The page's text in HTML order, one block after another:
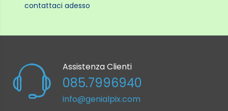
contattaci adesso
Assistenza Clienti
085.7996940
info@genialpix.com